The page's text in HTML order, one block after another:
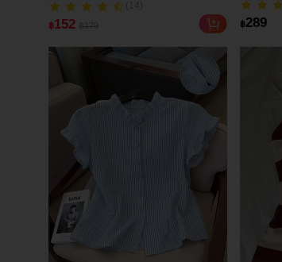
โรแมนติก ลำลอง เหมาะ
สำหรับวันหยุดฤดูใบไม้ผลิ/ฤดู
เดท, สไตล์ Y2K
฿152
ทำงาน
฿289